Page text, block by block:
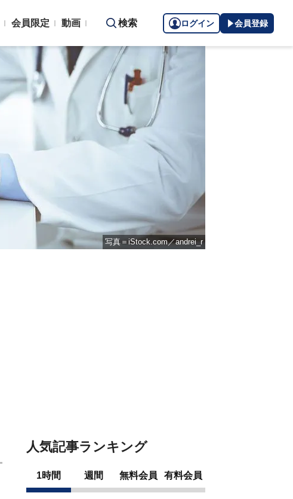
会員限定 動画 検索 ログイン 会員登録
写真＝iStock.com／andrei_r
人気記事ランキング
1時間 週間 無料会員 有料会員